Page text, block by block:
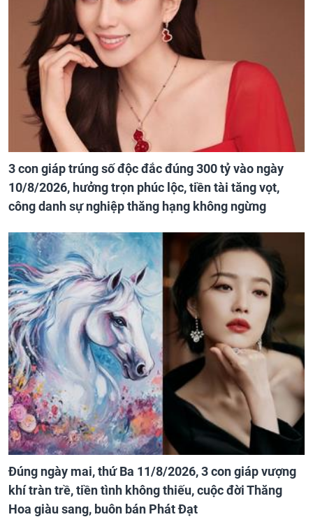
3 con giáp trúng số độc đắc đúng 300 tỷ vào ngày
10/8/2026, hưởng trọn phúc lộc, tiền tài tăng vọt,
công danh sự nghiệp thăng hạng không ngừng
Đúng ngày mai, thứ Ba 11/8/2026, 3 con giáp vượng
khí tràn trề, tiền tình không thiếu, cuộc đời Thăng
Hoa giàu sang, buôn bán Phát Đạt